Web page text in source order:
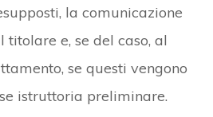
la comunicazione
titolare e, se del caso, al
se questi vengono
istruttoria preliminare.